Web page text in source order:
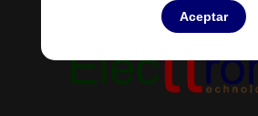
Aceptar